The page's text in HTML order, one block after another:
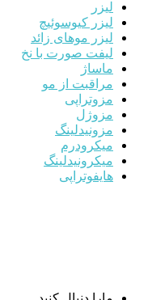
لیزر
لیزر کیوسوئیچ
لیزر موهای زائد
لیفت صورت با نخ
ماساژ
مراقبت از مو
مزوتراپی
مزوژل
مزونیدلینگ
میکرودرم
میکرونیدلینگ
هایفوتراپی